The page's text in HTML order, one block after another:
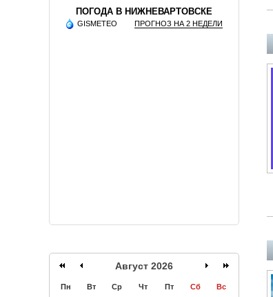
ПОГОДА В НИЖНЕВАРТОВСКЕ
GISMETEO ПРОГНОЗ НА 2 НЕДЕЛИ
Август 2026
Пн Вт Ср Чт Пт Сб Вс